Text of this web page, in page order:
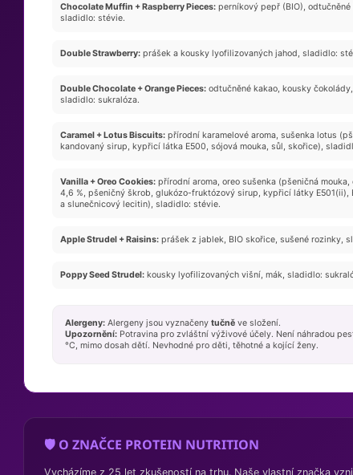
Chocolate Muffin + Raspberry Pieces: perníkový pepř (BIO),
sladidlo: stévie.
Double Strawberry: prášek a kousky lyofilizovaných jahod, sladidlo:
Double Chocolate + Orange Pieces: odtučněné kakao, kousky
sladidlo: sukralóza.
Caramel + Lotus Biscuits: přírodní karamelové aroma, sušenka lotus
kandovaný sirup, kypřicí látka E500, sójová mouka, sůl, skořice),
Vanilla + Oreo Cookies: přírodní aroma, oreo sušenka (pšeničná
4,6 %, pšeničný škrob, glukózo-fruktózový sirup, kypřicí látky E501(ii),
a slunečnicový lecitin), sladidlo: stévie.
Apple Strudel + Raisins: prášek z jablek, BIO skořice, sušené rozinky,
Poppy Seed Strudel: kousky lyofilizovaných višní, mák, sladidlo:
Alergeny: Alergeny jsou vyznačeny tučně ve složení.
Upozornění: Potravina pro zvláštní výživové účely. Není náhradou
°C, mimo dosah dětí. Nevhodné pro děti, těhotné a kojící ženy.
🛡️ O ZNAČCE PROTEIN NUTRITION
Vycházíme z 25 let zkušeností na trhu. Naše vlastní značka